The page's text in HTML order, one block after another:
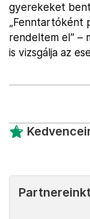
gyerekeket
„Fenntartóként
rendeltem el” –
is vizsgálja az